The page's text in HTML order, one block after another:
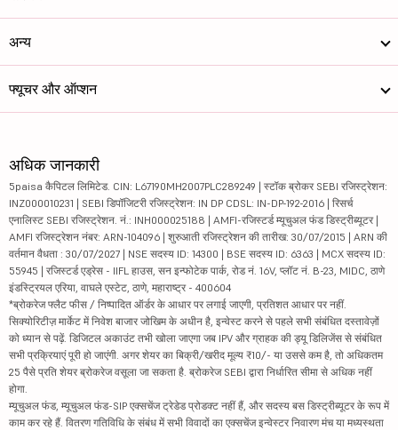
अन्य
फ्यूचर और ऑप्शन
अधिक जानकारी
5paisa कैपिटल लिमिटेड. CIN: L67190MH2007PLC289249 | स्टॉक ब्रोकर SEBI रजिस्ट्रेशन:
INZ000010231 | SEBI डिपॉजिटरी रजिस्ट्रेशन: IN DP CDSL: IN-DP-192-2016 | रिसर्च
एनालिस्ट SEBI रजिस्ट्रेशन. नं.: INH000025188 | AMFI-रजिस्टर्ड म्यूचुअल फंड डिस्ट्रीब्यूटर |
AMFI रजिस्ट्रेशन नंबर: ARN-104096 | शुरुआती रजिस्ट्रेशन की तारीख: 30/07/2015 | ARN की
वर्तमान वैधता : 30/07/2027 | NSE सदस्य ID: 14300 | BSE सदस्य ID: 6363 | MCX सदस्य ID:
55945 | रजिस्टर्ड एड्रेस - IIFL हाउस, सन इन्फोटेक पार्क, रोड नं. 16V, प्लॉट नं. B-23, MIDC, ठाणे
इंडस्ट्रियल एरिया, वाघले एस्टेट, ठाणे, महाराष्ट्र - 400604
*ब्रोकरेज फ्लैट फीस / निष्पादित ऑर्डर के आधार पर लगाई जाएगी, प्रतिशत आधार पर नहीं.
सिक्योरिटीज़ मार्केट में निवेश बाजार जोखिम के अधीन है, इन्वेस्ट करने से पहले सभी संबंधित दस्तावेज़ों
को ध्यान से पढ़ें. डिजिटल अकाउंट तभी खोला जाएगा जब IPV और ग्राहक की ड्यू डिलिजेंस से संबंधित
सभी प्रक्रियाएं पूरी हो जाएंगी. अगर शेयर का बिक्री/खरीद मूल्य ₹10/- या उससे कम है, तो अधिकतम
25 पैसे प्रति शेयर ब्रोकरेज वसूला जा सकता है. ब्रोकरेज SEBI द्वारा निर्धारित सीमा से अधिक नहीं
होगा.
म्यूचुअल फंड, म्यूचुअल फंड-SIP एक्सचेंज ट्रेडेड प्रोडक्ट नहीं हैं, और सदस्य बस डिस्ट्रीब्यूटर के रूप में
काम कर रहे हैं. वितरण गतिविधि के संबंध में सभी विवादों का एक्सचेंज इन्वेस्टर निवारण मंच या मध्यस्थता